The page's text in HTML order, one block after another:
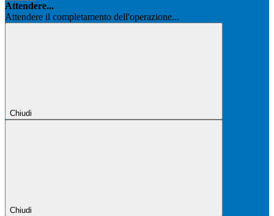
Attendere...
Attendere il completamento dell'operazione...
Chiudi
Chiudi